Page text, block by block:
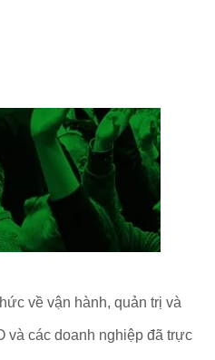
về vận hành, quản trị và
và các doanh nghiệp đã trực